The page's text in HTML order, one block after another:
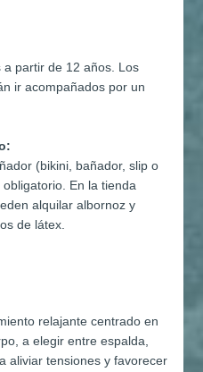
partir de 12 años. Los
ir acompañados por un
(bikini, bañador, slip o
En la tienda
alquilar albornoz y
de látex.
relajante centrado en
a elegir entre espalda,
aliviar tensiones y favorecer